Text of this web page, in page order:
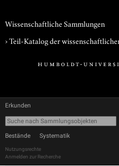
Wissenschaftliche Sammlungen
› Teil-Katalog der
Erkunden
Bestände Systematik
Nutzungsrechte
Anmelden zur Recherche